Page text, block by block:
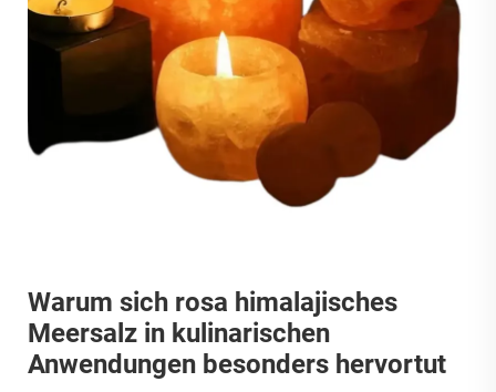
Warum sich rosa himalajisches
Meersalz in kulinarischen
Anwendungen besonders hervortut